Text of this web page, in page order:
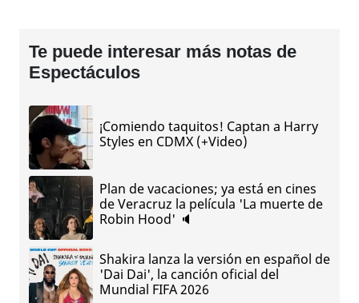
Te puede interesar más notas de
Espectáculos
¡Comiendo taquitos! Captan a Harry
Styles en CDMX (+Video)
Plan de vacaciones; ya está en cines
de Veracruz la película 'La muerte de
Robin Hood' 🔈
Shakira lanza la versión en español de
'Dai Dai', la canción oficial del
Mundial FIFA 2026